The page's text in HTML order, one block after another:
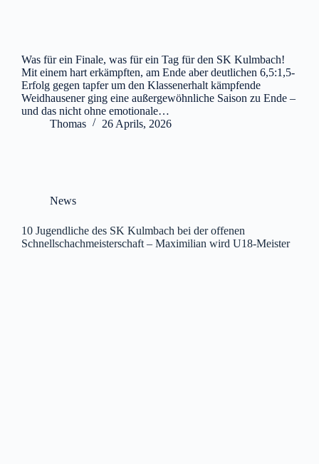
Was für ein Finale, was für ein Tag für den SK Kulmbach!
Mit einem hart erkämpften, am Ende aber deutlichen 6,5:1,5-
Erfolg gegen tapfer um den Klassenerhalt kämpfende
Weidhausener ging eine außergewöhnliche Saison zu Ende –
und das nicht ohne emotionale…
Thomas
26 Aprils, 2026
News
10 Jugendliche des SK Kulmbach bei der offenen
Schnellschachmeisterschaft – Maximilian wird U18-Meister